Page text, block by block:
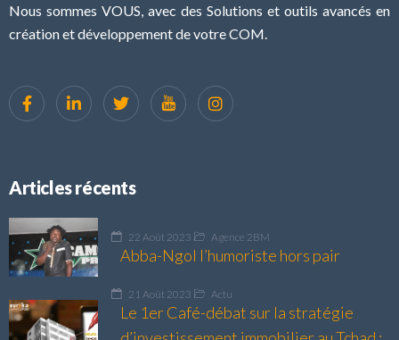
Nous sommes VOUS, avec des Solutions et outils avancés en
création et développement de votre COM.
Articles récents
22 Août 2023 Agence 2BM
Abba-Ngol l’humoriste hors pair
21 Août 2023 Actu
Le 1er Café-débat sur la stratégie